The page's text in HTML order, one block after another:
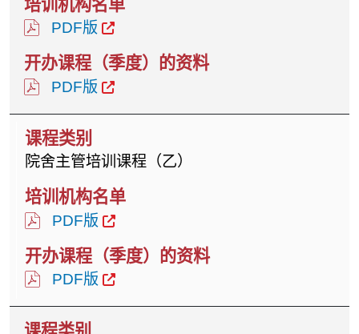
PDF版
PDF版
院舍主管培训课程（乙）
PDF版
PDF版